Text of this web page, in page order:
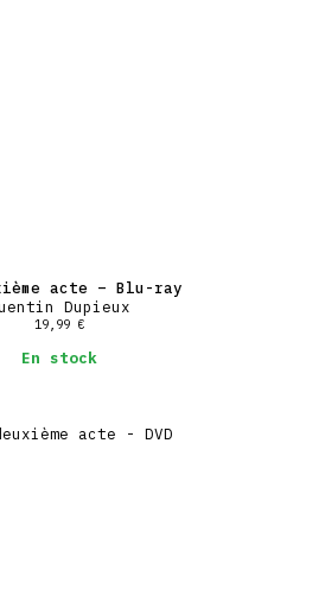
acte – Blu-ray
Dupieux
19,99 €
En stock